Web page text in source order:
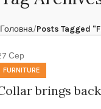
Головна Posts Tagged
Сер
FURNITURE
brings